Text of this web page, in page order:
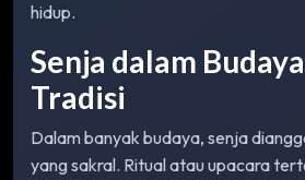
hidup.
Senja dalam
Tradisi
Dalam banyak budaya, senja
yang sakral. Ritual atau upacara